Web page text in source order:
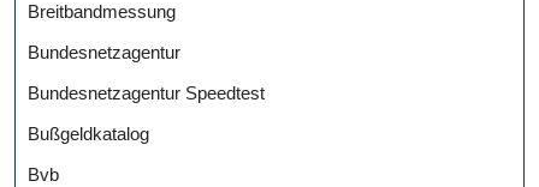
Breitbandmessung
Bundesnetzagentur
Bundesnetzagentur Speedtest
Bußgeldkatalog
Bvb